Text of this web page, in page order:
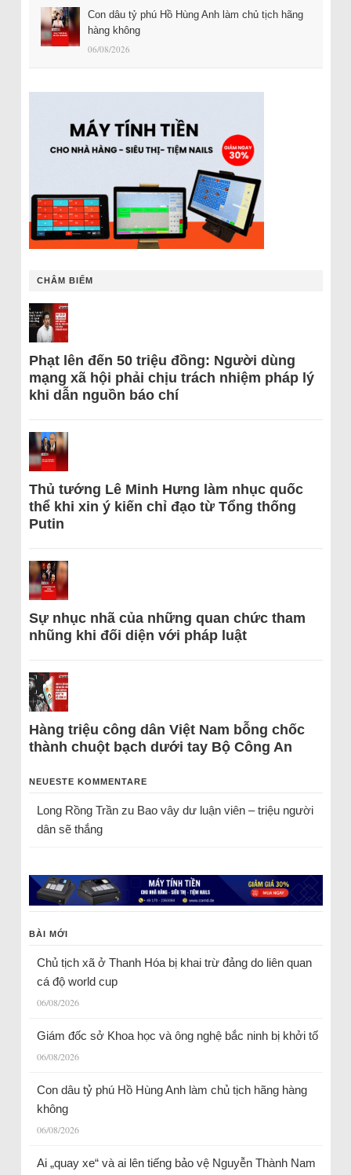
Con dâu tỷ phú Hồ Hùng Anh làm chủ tịch hãng
hàng không
06/08/2026
CHÂM BIẾM
Phạt lên đến 50 triệu đồng: Người dùng
mạng xã hội phải chịu trách nhiệm pháp lý
khi dẫn nguồn báo chí
Thủ tướng Lê Minh Hưng làm nhục quốc
thể khi xin ý kiến chỉ đạo từ Tổng thống
Putin
Sự nhục nhã của những quan chức tham
nhũng khi đối diện với pháp luật
Hàng triệu công dân Việt Nam bỗng chốc
thành chuột bạch dưới tay Bộ Công An
NEUESTE KOMMENTARE
Long Rồng Trầnzu Bao vây dư luận viên – triệu người
dân sẽ thắng
BÀI MỚI
Chủ tịch xã ở Thanh Hóa bị khai trừ đảng do liên quan
cá độ world cup
06/08/2026
Giám đốc sở Khoa học và ông nghệ bắc ninh bị khởi tố
06/08/2026
Con dâu tỷ phú Hồ Hùng Anh làm chủ tịch hãng hàng
không
06/08/2026
Ai „quay xe“ và ai lên tiếng bảo vệ Nguyễn Thành Nam